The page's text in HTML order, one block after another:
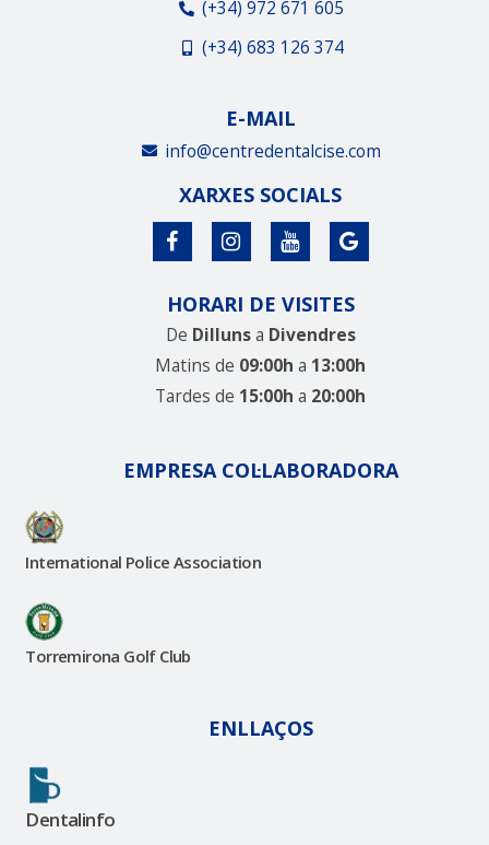
(+34) 972 671 605
(+34) 683 126 374
E-MAIL
info@centredentalcise.com
XARXES SOCIALS
HORARI DE VISITES
De Dillunsa Divendres
Matins de 09:00ha 13:00h
Tardes de 15:00h a 20:00h
EMPRESA COL·LABORADORA
International Police Association
Torremirona Golf Club
ENLLAÇOS
Dentalinfo